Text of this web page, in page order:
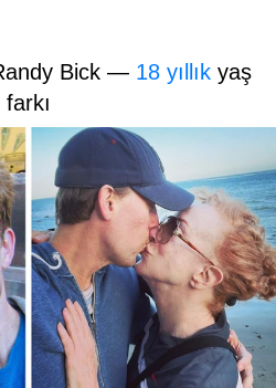
Bick — 18 yıllık yaş
farkı